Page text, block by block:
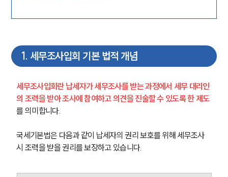
1. 세무조사입회 기본 법적 개념
세무조사입회란 납세자가 세무조사를 받는 과정에서 세무 대리인
의 조력을 받아 조사에 참여하고 의견을 진술할 수 있도록 한 제도
를 의미합니다.
국세기본법은 다음과 같이 납세자의 권리 보호를 위해 세무조사
시 조력을 받을 권리를 보장하고 있습니다.